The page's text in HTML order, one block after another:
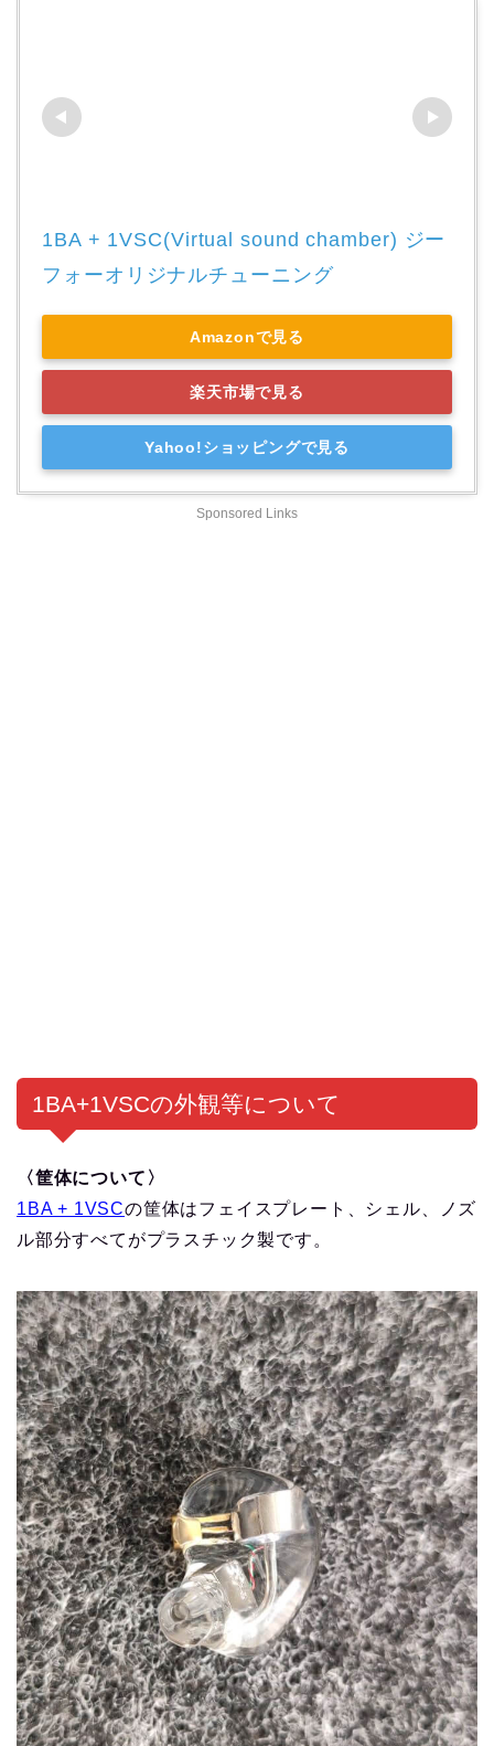
1BA + 1VSC(Virtual sound chamber) ジー
フォーオリジナルチューニング
Amazonで見る
楽天市場で見る
Yahoo!ショッピングで見る
Sponsored Links
1BA+1VSCの外観等について
〈筐体について〉
1BA + 1VSCの筐体はフェイスプレート、シェル、ノズ
ル部分すべてがプラスチック製です。